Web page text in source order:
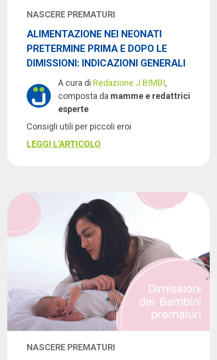
NASCERE PREMATURI
ALIMENTAZIONE NEI NEONATI
PRETERMINE PRIMA E DOPO LE
DIMISSIONI: INDICAZIONI GENERALI
A cura di Redazione J BIMBI,
composta da mamme e redattrici
esperte
Consigli utili per piccoli eroi
LEGGI L'ARTICOLO
NASCERE PREMATURI